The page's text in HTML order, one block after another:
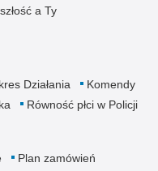
a Ty
Działania
Komendy
Równość płci w Policji
Plan zamówień